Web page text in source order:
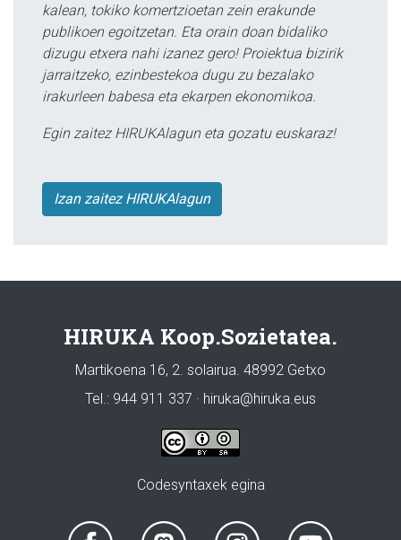
kalean, tokiko komertzioetan zein erakunde
publikoen egoitzetan. Eta orain doan bidaliko
dizugu etxera nahi izanez gero! Proiektua bizirik
jarraitzeko, ezinbestekoa dugu zu bezalako
irakurleen babesa eta ekarpen ekonomikoa.
Egin zaitez HIRUKAlagun eta gozatu euskaraz!
Izan zaitez HIRUKAlagun
HIRUKA Koop.Sozietatea.
Martikoena 16, 2. solairua. 48992 Getxo
Tel.: 944 911 337 · hiruka@hiruka.eus
Codesyntaxek egina